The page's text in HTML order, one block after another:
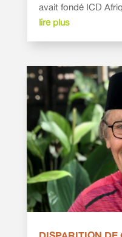
avait fondé ICD
lire plus